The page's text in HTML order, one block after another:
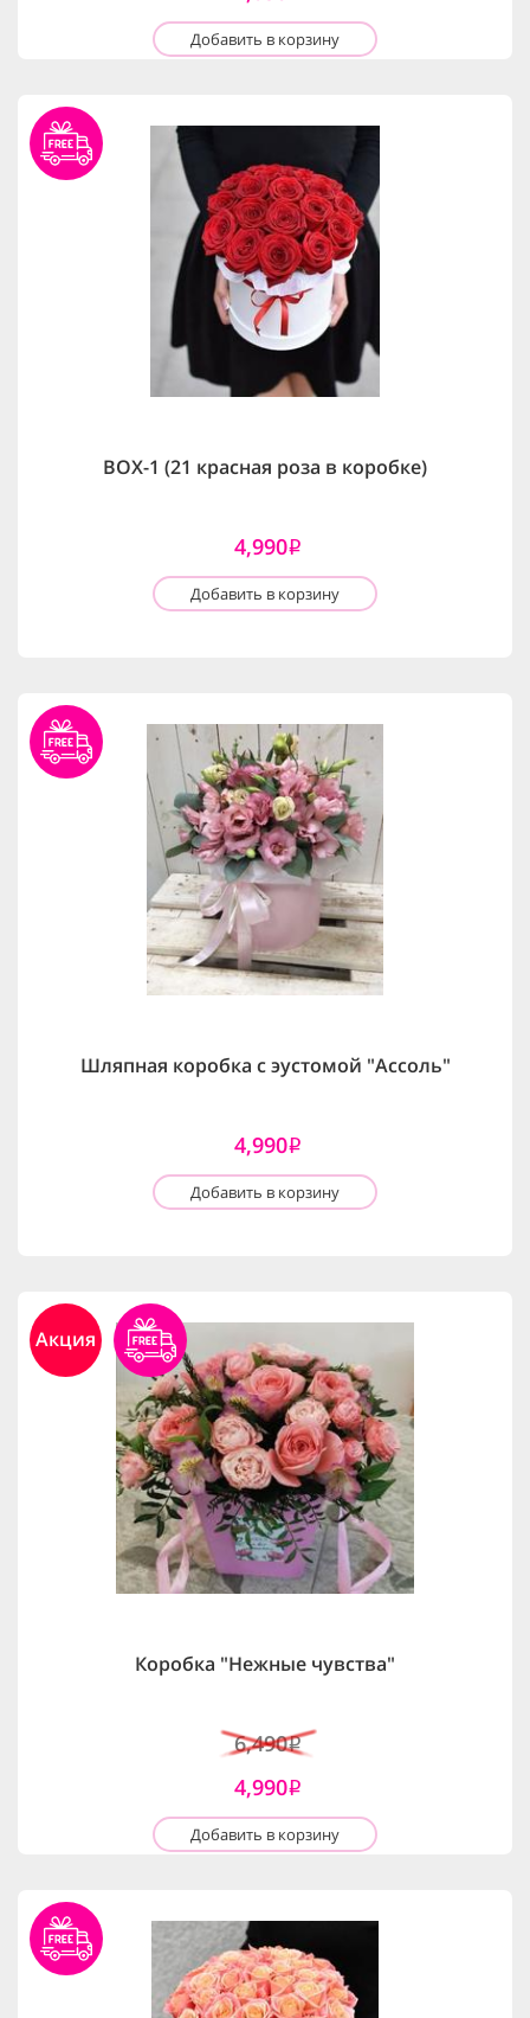
Добавить в корзину
BOX-1 (21 красная роза в коробке)
4,990i
Добавить в корзину
Шляпная коробка с эустомой "Ассоль"
4,990i
Добавить в корзину
Акция
Коробка "Нежные чувства"
6,490i
4,990i
Добавить в корзину